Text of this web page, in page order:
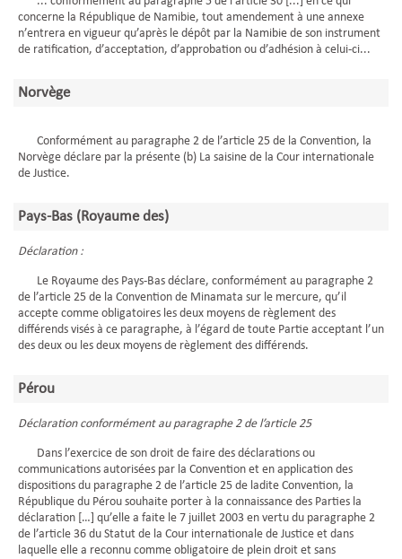
concerne la République de Namibie, tout amendement à une annexe
n’entrera en vigueur qu’après le dépôt par la Namibie de son instrument
de ratification, d’acceptation, d’approbation ou d’adhésion à celui-ci...
Norvège
Conformément au paragraphe 2 de l’article 25 de la Convention, la
Norvège déclare par la présente (b) La saisine de la Cour internationale
de Justice.
Pays-Bas (Royaume des)
Déclaration :
Le Royaume des Pays-Bas déclare, conformément au paragraphe 2
de l’article 25 de la Convention de Minamata sur le mercure, qu’il
accepte comme obligatoires les deux moyens de règlement des
différends visés à ce paragraphe, à l’égard de toute Partie acceptant l’un
des deux ou les deux moyens de règlement des différends.
Pérou
Déclaration conformément au paragraphe 2 de l’article 25
Dans l’exercice de son droit de faire des déclarations ou
communications autorisées par la Convention et en application des
dispositions du paragraphe 2 de l’article 25 de ladite Convention, la
République du Pérou souhaite porter à la connaissance des Parties la
déclaration […] qu’elle a faite le 7 juillet 2003 en vertu du paragraphe 2
de l’article 36 du Statut de la Cour internationale de Justice et dans
laquelle elle a reconnu comme obligatoire de plein droit et sans